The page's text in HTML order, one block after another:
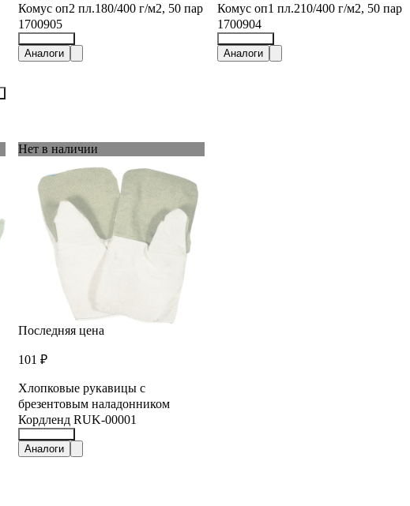
Комус оп2 пл.180/400 г/м2, 50 пар
1700905
30698522
Аналоги
Комус оп1 пл.210/400 г/м2, 50 пар
1700904
30699080
Аналоги
Нет в наличии
Последняя цена
101 ₽
Хлопковые рукавицы с
брезентовым наладонником
Кордленд RUK-00001
26590657
Аналоги